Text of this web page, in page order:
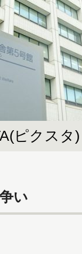
ピクスタ)
い